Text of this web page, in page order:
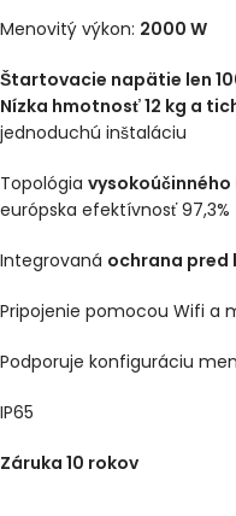
Menovitý výkon: 2000 W
Štartovacie napätie len
Nízka hmotnosť 12 kg a
jednoduchú inštaláciu
Topológia
európska efektívnosť 97,3%
Integrovaná ochrana pred
Pripojenie pomocou Wifi a
Podporuje konfiguráciu
IP65
Záruka 10 rokov